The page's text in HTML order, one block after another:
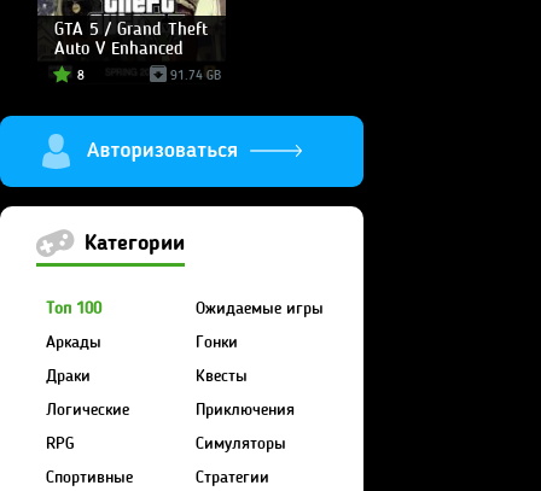
GTA 5 / Grand Theft
Auto V Enhanced
8 91.74 GB
Категории
Топ 100
Ожидаемые игры
Аркады
Гонки
Драки
Квесты
Логические
Приключения
RPG
Симуляторы
Спортивные
Стратегии